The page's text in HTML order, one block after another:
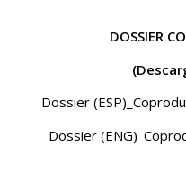
DOSSIER
Dossier
Dossier